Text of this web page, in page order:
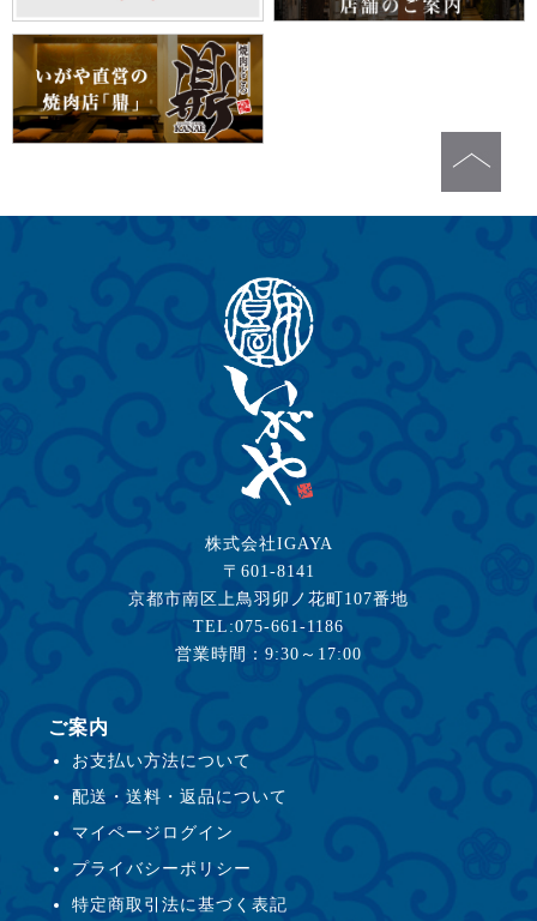
株式会社IGAYA
〒601-8141
京都市南区上鳥羽卯ノ花町107番地
TEL:075-661-1186
営業時間：9:30～17:00
ご案内
お支払い方法について
配送・送料・返品について
マイページログイン
プライバシーポリシー
特定商取引法に基づく表記